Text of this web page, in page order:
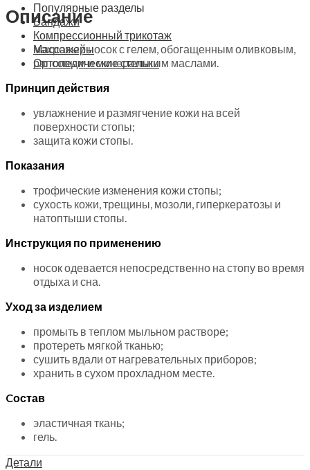
Популярные разделы
Бандажи
Компрессионный трикотаж
Массажеры
Ортопедические стельки
Описание
махровый носок с гелем, обогащенным оливковым,
рапсовым и минеральным маслами.
Принцип действия
увлажнение и размягчение кожи на всей
поверхности стопы;
защита кожи стопы.
Показания
трофические изменения кожи стопы;
сухость кожи, трещины, мозоли, гиперкератозы и
натоптыши стопы.
Инструкция по применению
носок одевается непосредственно на стопу во время
отдыха и сна.
Уход за изделием
промыть в теплом мыльном растворе;
протереть мягкой тканью;
сушить вдали от нагревательных приборов;
хранить в сухом прохладном месте.
Cостав
эластичная ткань;
гель.
Детали